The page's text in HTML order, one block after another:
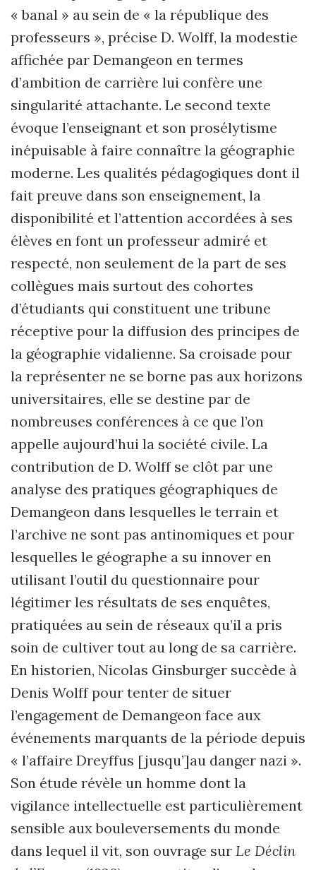
« banal » au sein de « la république des
professeurs », précise D. Wolff, la modestie
affichée par Demangeon en termes
d’ambition de carrière lui confère une
singularité attachante. Le second texte
évoque l’enseignant et son prosélytisme
inépuisable à faire connaître la géographie
moderne. Les qualités pédagogiques dont il
fait preuve dans son enseignement, la
disponibilité et l’attention accordées à ses
élèves en font un professeur admiré et
respecté, non seulement de la part de ses
collègues mais surtout des cohortes
d’étudiants qui constituent une tribune
réceptive pour la diffusion des principes de
la géographie vidalienne. Sa croisade pour
la représenter ne se borne pas aux horizons
universitaires, elle se destine par de
nombreuses conférences à ce que l’on
appelle aujourd’hui la société civile. La
contribution de D. Wolff se clôt par une
analyse des pratiques géographiques de
Demangeon dans lesquelles le terrain et
l’archive ne sont pas antinomiques et pour
lesquelles le géographe a su innover en
utilisant l’outil du questionnaire pour
légitimer les résultats de ses enquêtes,
pratiquées au sein de réseaux qu’il a pris
soin de cultiver tout au long de sa carrière.
En historien, Nicolas Ginsburger succède à
Denis Wolff pour tenter de situer
l’engagement de Demangeon face aux
événements marquants de la période depuis
« l’affaire Dreyffus [jusqu’]au danger nazi ».
Son étude révèle un homme dont la
vigilance intellectuelle est particulièrement
sensible aux bouleversements du monde
dans lequel il vit, son ouvrage sur Le Déclin